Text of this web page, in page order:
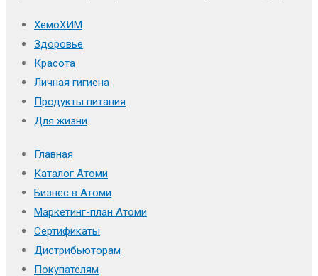
ХемоХИМ
Здоровье
Красота
Личная гигиена
Продукты питания
Для жизни
Главная
Каталог Атоми
Бизнес в Атоми
Маркетинг-план Атоми
Сертификаты
Дистрибьюторам
Покупателям